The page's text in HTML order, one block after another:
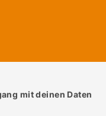
mit deinen Daten